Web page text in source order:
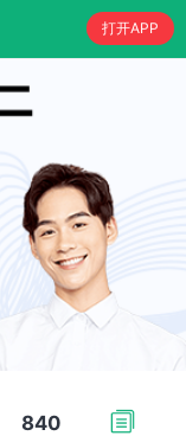
打开APP
840